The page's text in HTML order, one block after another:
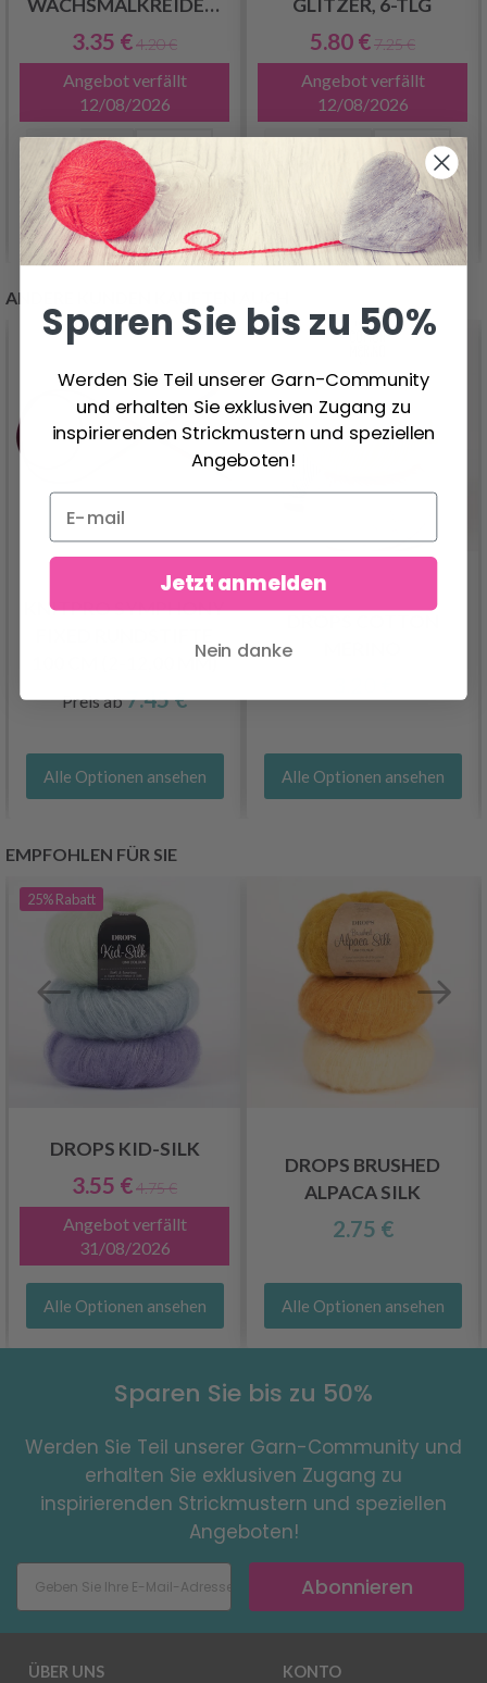
WACHSMALKREIDEN,
12 STÜCK
3.35 €4.20 €
Angebot verfällt
12/08/2026
In den Warenkorb
GLITZER, 6-TLG
5.80 €7.25 €
Angebot verfällt
12/08/2026
In den Warenkorb
ANDERE KUNDEN KAUFTEN AUCH
KNITPRO SYMPHONY
100 CM (2-12,00 MM)
Preis ab7.45 €
Alle Optionen ansehen Alle Optionen ansehen
EMPFOHLEN FÜR SIE
25%Rabatt
DROPS KID-SILK
3.55 €4.75 €
Angebot verfällt
31/08/2026
Alle Optionen ansehen
DROPS BRUSHED
ALPACA SILK
2.75 €
Alle Optionen ansehen
Sparen Sie bis zu 50%
Werden Sie Teil unserer Garn-Community und
erhalten Sie exklusiven Zugang zu
inspirierenden Strickmustern und speziellen
Angeboten!
Abonnieren
ÜBER UNS KONTO
Sparen Sie bis zu 50%
Werden Sie Teil unserer Garn-Community
und erhalten Sie exklusiven Zugang zu
inspirierenden Strickmustern und speziellen
Angeboten!
Jetzt anmelden
Nein danke